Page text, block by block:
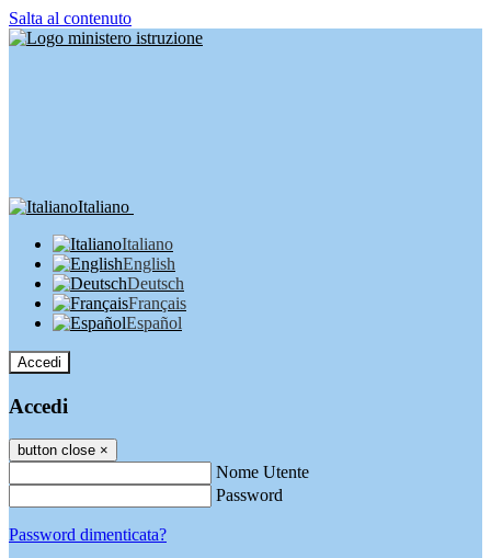
Salta al contenuto
Italiano
Italiano
English
Deutsch
Français
Español
Accedi
Accedi
button close ×
Nome Utente
Password
Password dimenticata?